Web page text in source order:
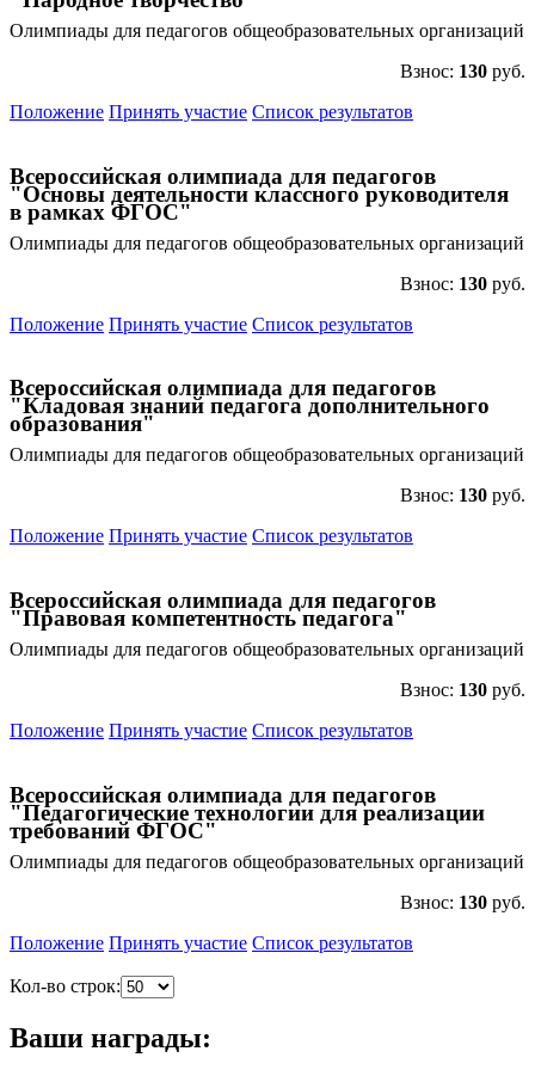
Олимпиады для педагогов общеобразовательных организаций
Взнос: 130 руб.
Положение Принять участие Список результатов
Всероссийская олимпиада для педагогов
"Основы деятельности классного руководителя
в рамках ФГОС"
Олимпиады для педагогов общеобразовательных организаций
Взнос: 130 руб.
Положение Принять участие Список результатов
Всероссийская олимпиада для педагогов
"Кладовая знаний педагога дополнительного
образования"
Олимпиады для педагогов общеобразовательных организаций
Взнос: 130 руб.
Положение Принять участие Список результатов
Всероссийская олимпиада для педагогов
"Правовая компетентность педагога"
Олимпиады для педагогов общеобразовательных организаций
Взнос: 130 руб.
Положение Принять участие Список результатов
Всероссийская олимпиада для педагогов
"Педагогические технологии для реализации
требований ФГОС"
Олимпиады для педагогов общеобразовательных организаций
Взнос: 130 руб.
Положение Принять участие Список результатов
Кол-во строк:
Ваши награды: